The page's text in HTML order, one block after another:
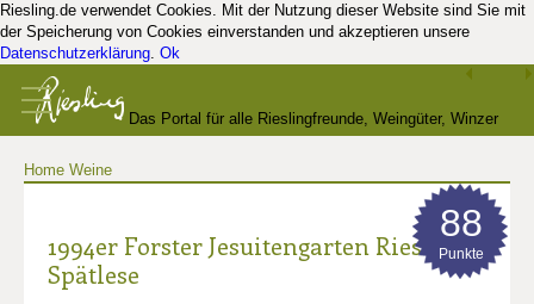
Riesling.de verwendet Cookies. Mit der Nutzung dieser Website sind Sie mit
der Speicherung von Cookies einverstanden und akzeptieren unsere
Datenschutzerklärung. Ok
Das Portal für alle Rieslingfreunde, Weingüter, Winzer
Home Weine
1994er Forster Jesuitengarten Riesling
Spätlese
88
Punkte